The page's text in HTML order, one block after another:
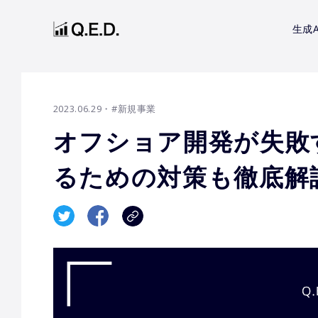
生成
2023.06.29 ・#新規事業
オフショア開発が失
るための対策も徹底解